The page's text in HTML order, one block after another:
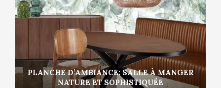
PLANCHE D’AMBIANCE: SALLE À MANGER
NATURE ET SOPHISTIQUÉE